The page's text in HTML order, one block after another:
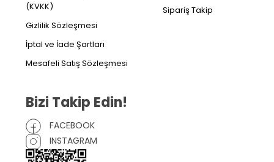
(KVKK)
Gizlilik Sözleşmesi
İptal ve İade Şartları
Mesafeli Satış Sözleşmesi
Sipariş Takip
Bizi Takip Edin!
FACEBOOK
INSTAGRAM